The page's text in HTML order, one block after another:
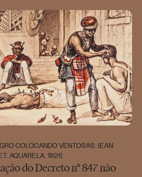
COLOCANDO VENTOSAS. JEAN
AQUARELA, 1826
do Decreto nº 847 não